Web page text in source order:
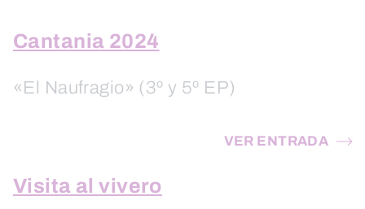
Cantania 2024
«El Naufragio» (3º y 5º EP)
VER ENTRADA
Visita al vivero